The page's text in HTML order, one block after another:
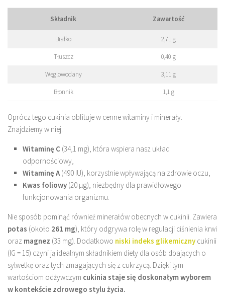
Składnik Zawartość
Białko 2,71 g
Tłuszcz 0,40 g
Węglowodany 3,11 g
Błonnik 1,1 g
Oprócz tego cukinia obfituje w cenne witaminy i minerały.
Znajdziemy w niej:
Witaminę C (34,1 mg), która wspiera nasz układ
odpornościowy,
Witaminę A(490 IU), korzystnie wpływającą na zdrowie oczu,
Kwas foliowy (20 µg), niezbędny dla prawidłowego
funkcjonowania organizmu.
Nie sposób pominąć również minerałów obecnych w cukinii. Zawiera
potas (około 261 mg), który odgrywa rolę w regulacji ciśnienia krwi
oraz magnez (33 mg). Dodatkowo niski indeks glikemiczny cukinii
(IG = 15) czyni ją idealnym składnikiem diety dla osób dbających o
sylwetkę oraz tych zmagających się z cukrzycą. Dzięki tym
wartościom odżywczym cukinia staje się doskonałym wyborem
w kontekście zdrowego stylu życia.